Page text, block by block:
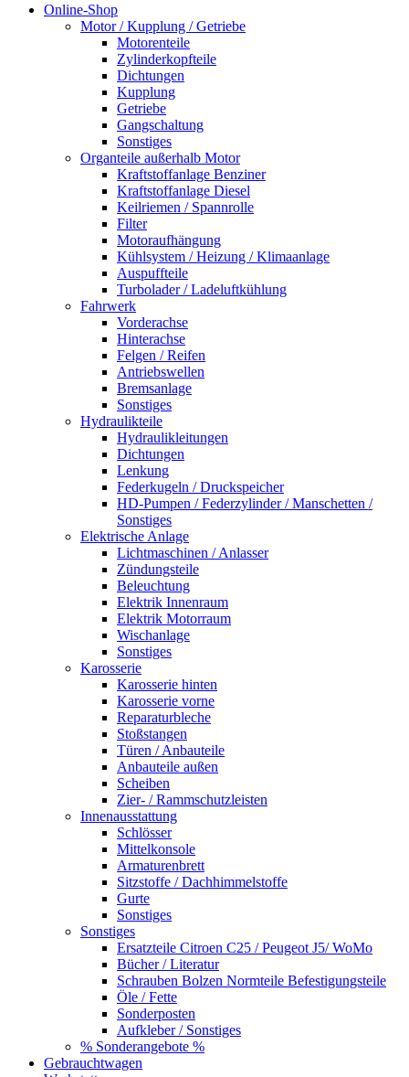
Online-Shop
Motor / Kupplung / Getriebe
Motorenteile
Zylinderkopfteile
Dichtungen
Kupplung
Getriebe
Gangschaltung
Sonstiges
Organteile außerhalb Motor
Kraftstoffanlage Benziner
Kraftstoffanlage Diesel
Keilriemen / Spannrolle
Filter
Motoraufhängung
Kühlsystem / Heizung / Klimaanlage
Auspuffteile
Turbolader / Ladeluftkühlung
Fahrwerk
Vorderachse
Hinterachse
Felgen / Reifen
Antriebswellen
Bremsanlage
Sonstiges
Hydraulikteile
Hydraulikleitungen
Dichtungen
Lenkung
Federkugeln / Druckspeicher
HD-Pumpen / Federzylinder / Manschetten /
Sonstiges
Elektrische Anlage
Lichtmaschinen / Anlasser
Zündungsteile
Beleuchtung
Elektrik Innenraum
Elektrik Motorraum
Wischanlage
Sonstiges
Karosserie
Karosserie hinten
Karosserie vorne
Reparaturbleche
Stoßstangen
Türen / Anbauteile
Anbauteile außen
Scheiben
Zier- / Rammschutzleisten
Innenausstattung
Schlösser
Mittelkonsole
Armaturenbrett
Sitzstoffe / Dachhimmelstoffe
Gurte
Sonstiges
Sonstiges
Ersatzteile Citroen C25 / Peugeot J5/ WoMo
Bücher / Literatur
Schrauben Bolzen Normteile Befestigungsteile
Öle / Fette
Sonderposten
Aufkleber / Sonstiges
% Sonderangebote %
Gebrauchtwagen